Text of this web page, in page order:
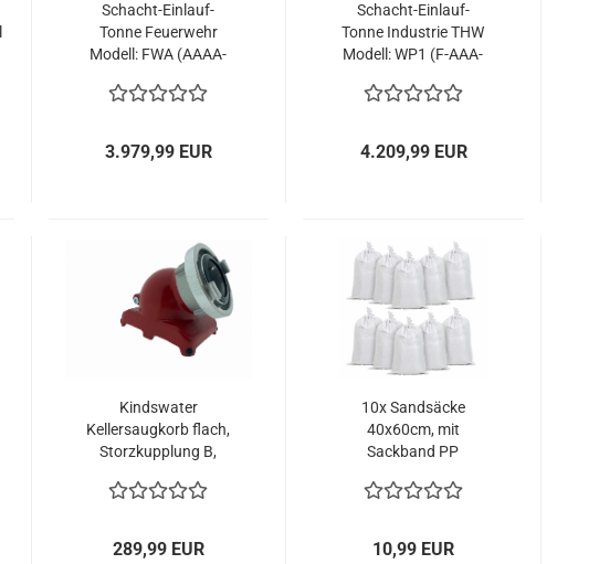
Schacht-Einlauf-
Tonne Feuerwehr
Modell: FWA (AAAA-
Kupplungen
3.979,99 EUR
Schacht-Einlauf-
Tonne Industrie THW
Modell: WP1 (F-AAA-
4.209,99 EUR
Kindswater
Kellersaugkorb flach,
Storzkupplung B,
Rückschlagklappe
289,99 EUR
10x Sandsäcke
40x60cm, mit
Sackband PP
10,99 EUR